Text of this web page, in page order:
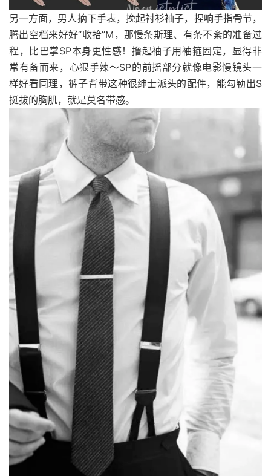
另一方面，男人摘下手表，挽起衬衫袖子，捏响手指骨节，
腾出空档来好好“收拾”M，那慢条斯理、有条不紊的准备过
程，比巴掌SP本身更性感！撸起袖子用袖箍固定，显得非
常有备而来，心狠手辣～SP的前摇部分就像电影慢镜头一
样好看同理，裤子背带这种很绅士派头的配件，能勾勒出S
挺拔的胸肌，就是莫名带感。